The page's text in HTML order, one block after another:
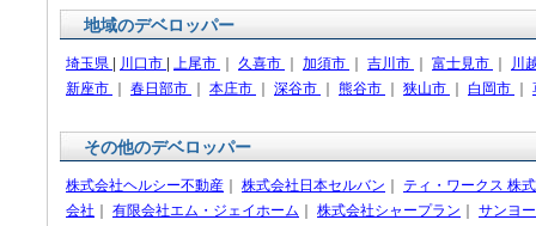
地域のデベロッパー
埼玉県 川口市 上尾市 久喜市 加須市 吉川市 富士見市
川
新座市
春日部市 本庄市 深谷市 熊谷市 狭山市 白岡市
その他のデベロッパー
株式会社ヘルシー不動産 株式会社日本セルバン
ティ・ワークス 株
会社
有限会社エム・ジェイホーム 株式会社シャープラン
サンヨ